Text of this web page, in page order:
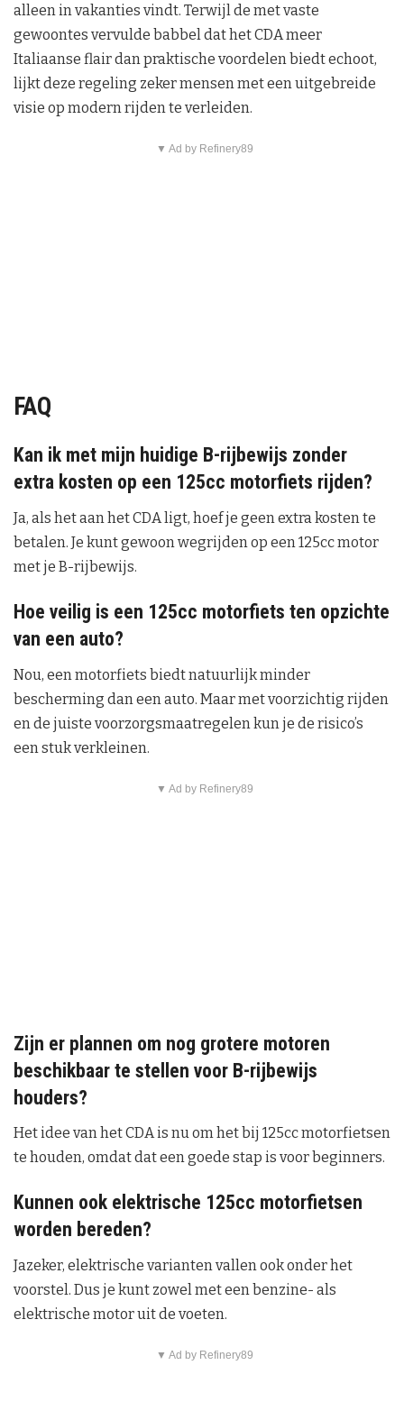
alleen in vakanties vindt. Terwijl de met vaste
gewoontes vervulde babbel dat het CDA meer
Italiaanse flair dan praktische voordelen biedt echoot,
lijkt deze regeling zeker mensen met een uitgebreide
visie op modern rijden te verleiden.
▼ Ad by Refinery89
FAQ
Kan ik met mijn huidige B-rijbewijs zonder
extra kosten op een 125cc motorfiets rijden?
Ja, als het aan het CDA ligt, hoef je geen extra kosten te
betalen. Je kunt gewoon wegrijden op een 125cc motor
met je B-rijbewijs.
Hoe veilig is een 125cc motorfiets ten opzichte
van een auto?
Nou, een motorfiets biedt natuurlijk minder
bescherming dan een auto. Maar met voorzichtig rijden
en de juiste voorzorgsmaatregelen kun je de risico’s
een stuk verkleinen.
▼ Ad by Refinery89
Zijn er plannen om nog grotere motoren
beschikbaar te stellen voor B-rijbewijs
houders?
Het idee van het CDA is nu om het bij 125cc motorfietsen
te houden, omdat dat een goede stap is voor beginners.
Kunnen ook elektrische 125cc motorfietsen
worden bereden?
Jazeker, elektrische varianten vallen ook onder het
voorstel. Dus je kunt zowel met een benzine- als
elektrische motor uit de voeten.
▼ Ad by Refinery89